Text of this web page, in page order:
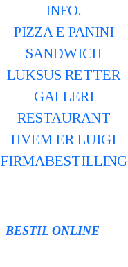
INFO.
PIZZA E PANINI
SANDWICH
LUKSUS RETTER
GALLERI
RESTAURANT
HVEM ER LUIGI
FIRMABESTILLING
BESTIL ONLINE